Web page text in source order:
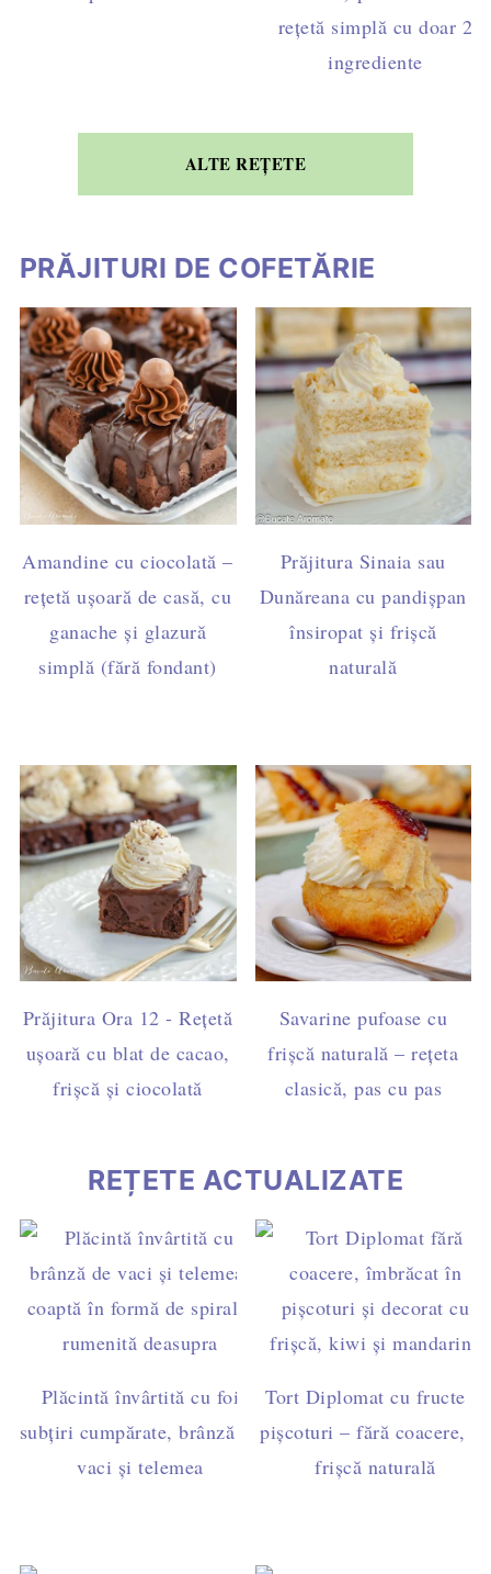
rețetă simplă cu doar 2
ingrediente
ALTE REȚETE
PRĂJITURI DE COFETĂRIE
Amandine cu ciocolată –
rețetă ușoară de casă, cu
ganache și glazură
simplă (fără fondant)
Prăjitura Sinaia sau
Dunăreana cu pandișpan
însiropat și frișcă
naturală
Prăjitura Ora 12 - Rețetă
ușoară cu blat de cacao,
frișcă și ciocolată
Savarine pufoase cu
frișcă naturală – rețeta
clasică, pas cu pas
REȚETE ACTUALIZATE
Plăcintă învârtită cu foi
subțiri cumpărate, brânză de
vaci și telemea
Tort Diplomat cu fructe și
pișcoturi – fără coacere, cu
frișcă naturală